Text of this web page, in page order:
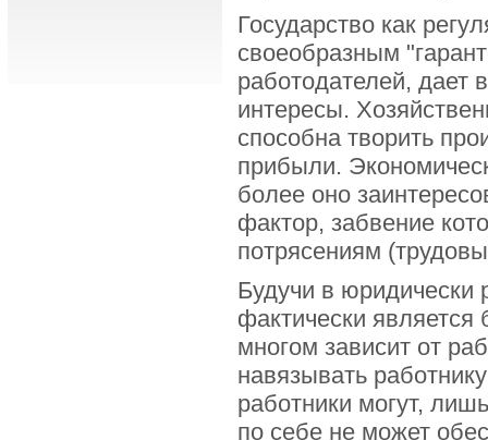
Государство как
своеобразным
работодателей, дает
интересы.
способна творить
прибыли.
более оно
фактор, забвение
потрясениям
Будучи в юридически
фактически
многом зависит от
навязывать
работники могут,
по себе не может